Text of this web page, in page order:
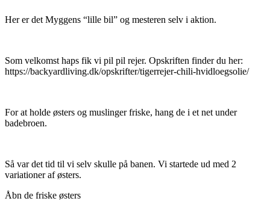
Her er det Myggens “lille bil” og mesteren selv i aktion.
Som velkomst haps fik vi pil pil rejer. Opskriften finder du her:
https://backyardliving.dk/opskrifter/tigerrejer-chili-hvidloegsolie/
For at holde østers og muslinger friske, hang de i et net under
badebroen.
Så var det tid til vi selv skulle på banen. Vi startede ud med 2
variationer af østers.
Åbn de friske østers